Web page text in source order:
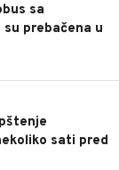
sa
prebačena u
sati pred